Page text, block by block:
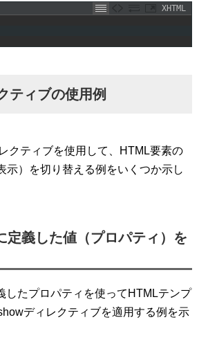
XHTML
ティブの使用例
クティブを使用して、HTML要素の
示）を切り替える例をいくつか示し
定義した値（プロパティ）を
したプロパティを使ってHTMLテンプ
ディレクティブを適用する例を示